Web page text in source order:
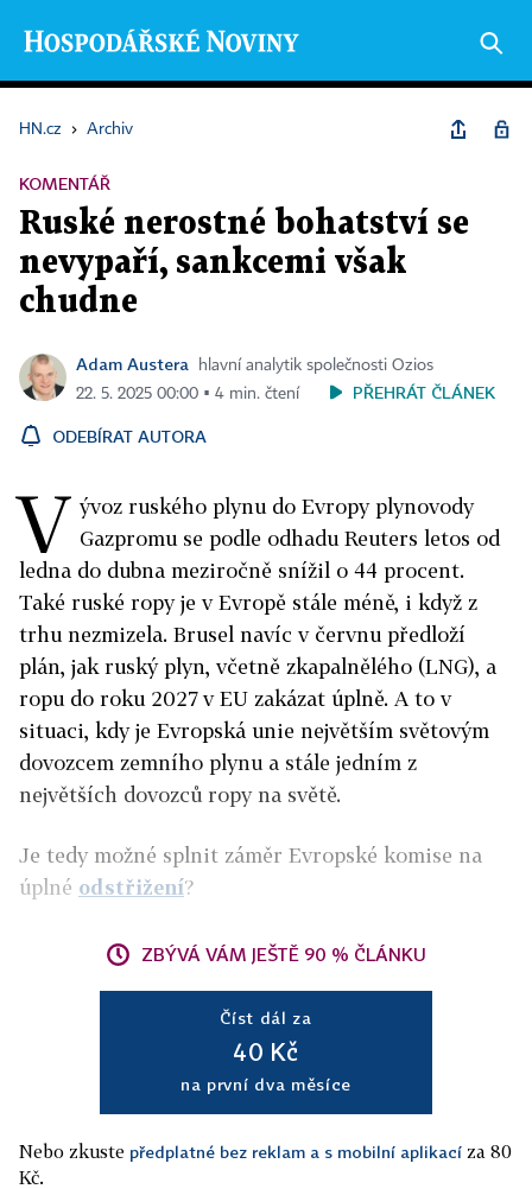
HN.cz › Archiv
KOMENTÁŘ
Ruské nerostné bohatství se
nevypaří, sankcemi však
chudne
Adam Austera
hlavní analytik společnosti Ozios
22. 5. 2025 00:00 ▪ 4 min. čtení
PŘEHRÁT ČLÁNEK
ODEBÍRAT AUTORA
V ývoz ruského plynu do Evropy plynovody
Gazpromu se podle odhadu Reuters letos od
ledna do dubna meziročně snížil o 44 procent.
Také ruské ropy je v Evropě stále méně, i když z
trhu nezmizela. Brusel navíc v červnu předloží
plán, jak ruský plyn, včetně zkapalnělého (LNG), a
ropu do roku 2027 v EU zakázat úplně. A to v
situaci, kdy je Evropská unie největším světovým
dovozcem zemního plynu a stále jedním z
největších dovozců ropy na světě.
Je tedy možné splnit záměr Evropské komise na
úplné odstřižení?
ZBÝVÁ VÁM JEŠTĚ 90 % ČLÁNKU
Číst dál za
40 Kč
na první dva měsíce
Nebo zkuste předplatné bez reklam a s mobilní aplikací za 80
Kč.